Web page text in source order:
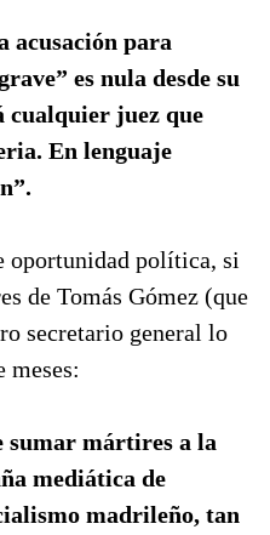
acusación para
es nula desde su
juez que
En lenguaje
oportunidad política, si
de Tomás Gómez (que
secretario general lo
meses:
sumar mártires a la
mediática de
madrileño, tan